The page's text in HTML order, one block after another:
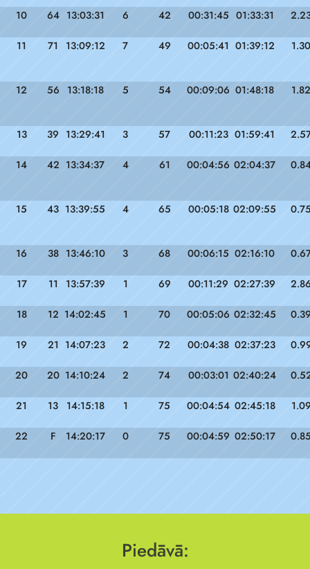
10 64 13:03:31 6 42 00:31:45 01:33:31
11 71 13:09:12 7 49 00:05:41 01:39:12 1.30
12 56 13:18:18 5 54 00:09:06 01:48:18 1.82
13 39 13:29:41 3 57 00:11:23 01:59:41
14 42 13:34:37 4 61 00:04:56 02:04:37
15 43 13:39:55 4 65 00:05:18 02:09:55
16 38 13:46:10 3 68 00:06:15 02:16:10
17 11 13:57:39 1 69 00:11:29 02:27:39
18 12 14:02:45 1 70 00:05:06 02:32:45
19 21 14:07:23 2 72 00:04:38 02:37:23
20 20 14:10:24 2 74 00:03:01 02:40:24
21 13 14:15:18 1 75 00:04:54 02:45:18
22 F 14:20:17 0 75 00:04:59 02:50:17
Piedāvā: